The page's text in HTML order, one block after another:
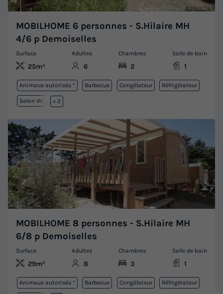
MOBILHOME 6 personnes - S.Hilaire MH
4/6 p Demoiselles
Surface
25m²
Adultes
6
Chambres
2
Salle de bain
1
Animaux autorisés * Barbecue Congélateur Réfrigérateur
Salon de jardin
+ 2
MOBILHOME 8 personnes - S.Hilaire MH
6/8 p Demoiselles
Surface
29m²
Adultes
8
Chambres
3
Salle de bain
1
Animaux autorisés * Barbecue Congélateur Réfrigérateur